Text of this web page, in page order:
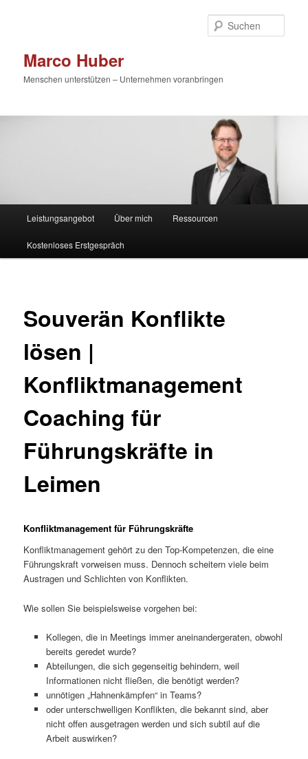
Marco Huber
Menschen unterstützen – Unternehmen voranbringen
Leistungsangebot Über mich Ressourcen
Kostenloses Erstgespräch
Souverän Konflikte
lösen |
Konfliktmanagement
Coaching für
Führungskräfte in
Leimen
Konfliktmanagement für Führungskräfte
Konfliktmanagement gehört zu den Top-Kompetenzen, die eine
Führungskraft vorweisen muss. Dennoch scheitern viele beim
Austragen und Schlichten von Konflikten.
Wie sollen Sie beispielsweise vorgehen bei:
Kollegen, die in Meetings immer aneinandergeraten, obwohl
bereits geredet wurde?
Abteilungen, die sich gegenseitig behindern, weil
Informationen nicht fließen, die benötigt werden?
unnötigen „Hahnenkämpfen“ in Teams?
oder unterschwelligen Konflikten, die bekannt sind, aber
nicht offen ausgetragen werden und sich subtil auf die
Arbeit auswirken?